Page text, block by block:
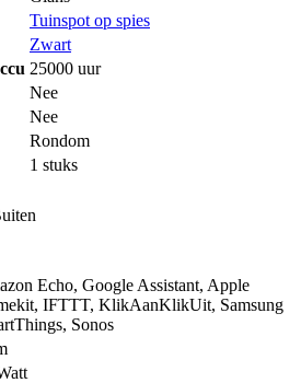
Tuinspot op spies
Zwart
25000 uur
Nee
Nee
Rondom
1 stuks
Echo, Google Assistant, Apple
, IFTTT, KlikAanKlikUit, Samsung
, Sonos